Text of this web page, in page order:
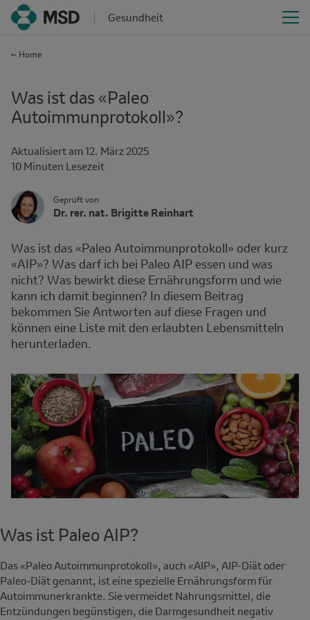
Gesundheit
Home
Was ist das «Paleo
Autoimmunprotokoll»?
Aktualisiert am12. März 2025
Time
10 Minuten Lesezeit
Author Geprüft von
Author's
Avatar
Name
Affiliation
Dr. rer. nat. Brigitte Reinhart
Was ist das «Paleo Autoimmunprotokoll» oder kurz
«AIP»? Was darf ich bei Paleo AIP essen und was
nicht? Was bewirkt diese Ernährungsform und wie
kann ich damit beginnen? In diesem Beitrag
bekommen Sie Antworten auf diese Fragen und
können eine Liste mit den erlaubten Lebensmitteln
herunterladen.
Was ist Paleo AIP?
Das «Paleo Autoimmunprotokoll», auch «AIP», AIP-Diät oder
Paleo-Diät genannt, ist eine spezielle Ernährungsform für
Autoimmunerkrankte. Sie vermeidet Nahrungsmittel, die
Entzündungen begünstigen, die Darmgesundheit negativ